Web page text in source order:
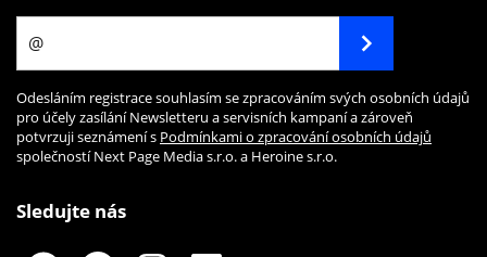
Odesláním registrace souhlasím se zpracováním svých osobních údajů
pro účely zasílání Newsletteru a servisních kampaní a zároveň
potvrzuji seznámení s Podmínkami o zpracování osobních údajů
společností Next Page Media s.r.o. a Heroine s.r.o.
Sledujte nás